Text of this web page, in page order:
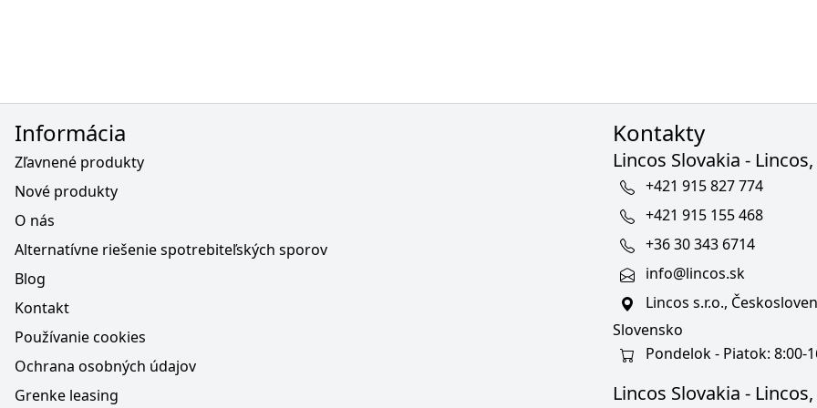
Informácia
Zľavnené produkty
Nové produkty
O nás
Alternatívne riešenie spotrebiteľských sporov
Blog
Kontakt
Používanie cookies
Ochrana osobných údajov
Grenke leasing
Kontakty
Lincos Slovakia -
+421 915 827 774
+421 915 155 468
+36 30 343 6714
info@lincos.sk
Lincos s.r.o.,
Slovensko
Pondelok - Piatok: 8:00-
Lincos Slovakia -